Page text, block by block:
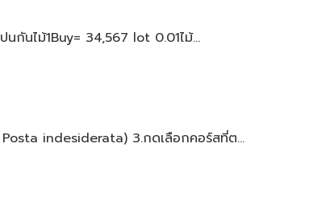
นกันไม้1Buy= 34,567 lot 0.01ไม้...
indesiderata) 3.กดเลือกคอร์สที่ต...